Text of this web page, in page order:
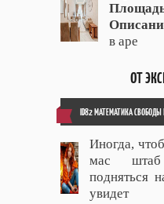
в аре
ОТ
ID82 МАТЕМАТИКА
Иногда,
мас
подняться
увидет